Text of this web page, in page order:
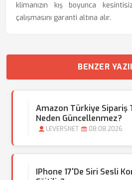
klimanızın kış boyunca
çalışmasını garanti altına alır.
BENZER
Amazon Türkiye Sipariş
Neden Güncellenmez?
LEVERSNET 08.08.2026
IPhone 17'de Siri Sesli